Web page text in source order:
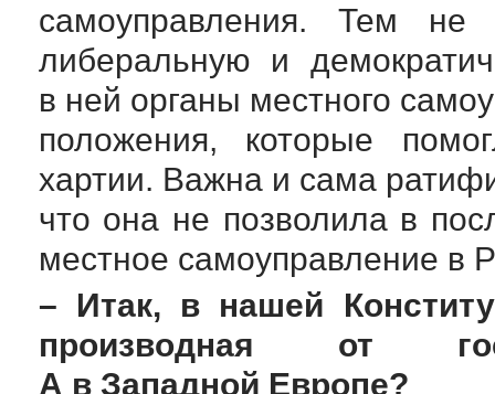
самоуправления. Тем
либеральную и
в ней органы местного
положения, которые
хартии. Важна и сама
что она не позволила в
местное самоуправление в
– Итак, в нашей
производная от
А в Западной Европе?